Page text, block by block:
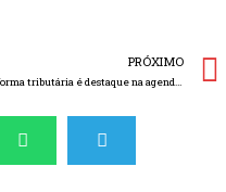
PRÓXIMO